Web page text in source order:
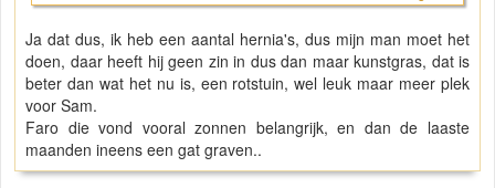
Ja dat dus, ik heb een aantal hernia's, dus mijn man moet het
doen, daar heeft hij geen zin in dus dan maar kunstgras, dat is
beter dan wat het nu is, een rotstuin, wel leuk maar meer plek
voor Sam.
Faro die vond vooral zonnen belangrijk, en dan de laaste
maanden ineens een gat graven..